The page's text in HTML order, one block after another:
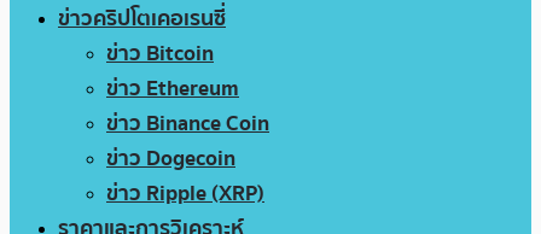
ข่าวคริปโตเคอเรนซี่
ข่าว Bitcoin
ข่าว Ethereum
ข่าว Binance Coin
ข่าว Dogecoin
ข่าว Ripple (XRP)